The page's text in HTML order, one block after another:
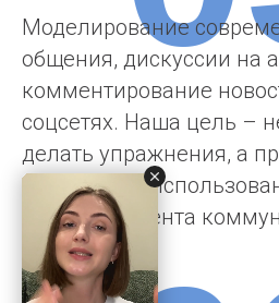
Практика и
Моделирование
общения, дискуcсии на
комментирование
соцсетях. Наша цель –
делать упражнения, а
свободному
как инструмента